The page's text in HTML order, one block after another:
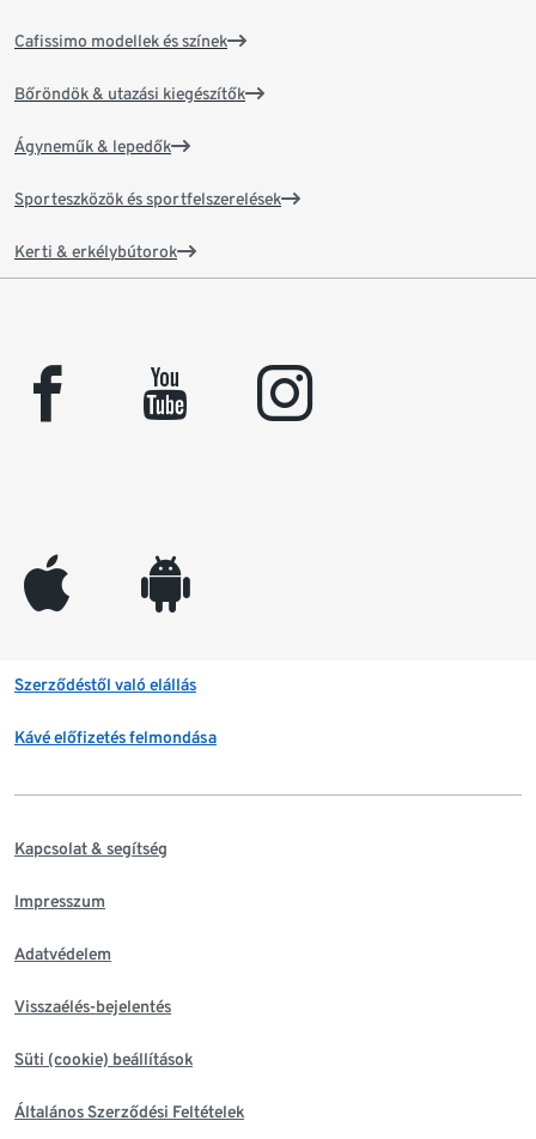
Cafissimo modellek és színek
Bőröndök & utazási kiegészítők
Ágyneműk & lepedők
Sporteszközök és sportfelszerelések
Kerti & erkélybútorok
facebook youtube instagram
appleinc android
Szerződéstől való elállás
Kávé előfizetés felmondása
Kapcsolat & segítség
Impresszum
Adatvédelem
Visszaélés-bejelentés
Süti (cookie) beállítások
Általános Szerződési Feltételek